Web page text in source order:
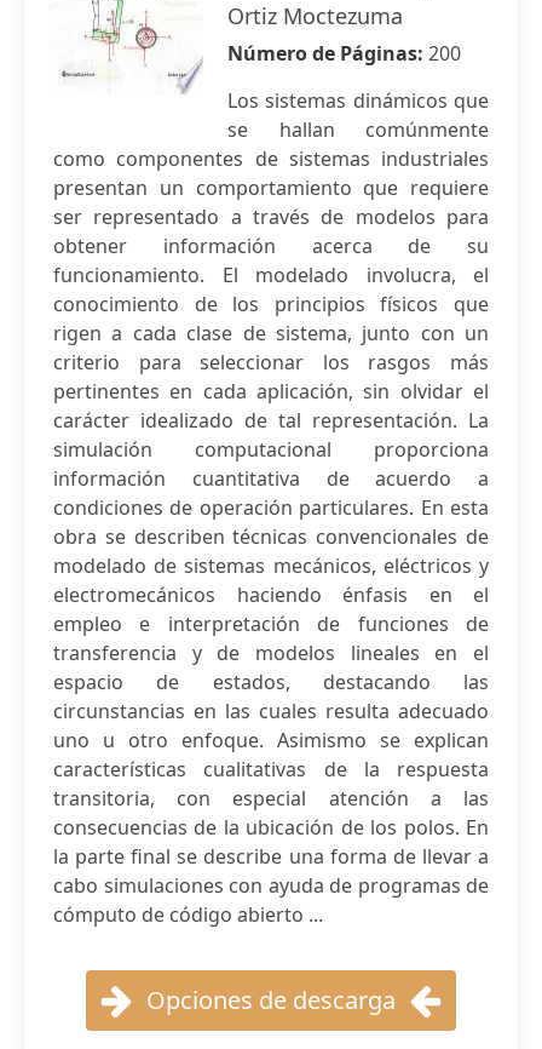
Ortiz Moctezuma
Número de Páginas: 200
Los sistemas dinámicos que
se hallan comúnmente
como componentes de sistemas industriales
presentan un comportamiento que requiere
ser representado a través de modelos para
obtener información acerca de su
funcionamiento. El modelado involucra, el
conocimiento de los principios físicos que
rigen a cada clase de sistema, junto con un
criterio para seleccionar los rasgos más
pertinentes en cada aplicación, sin olvidar el
carácter idealizado de tal representación. La
simulación computacional proporciona
información cuantitativa de acuerdo a
condiciones de operación particulares. En esta
obra se describen técnicas convencionales de
modelado de sistemas mecánicos, eléctricos y
electromecánicos haciendo énfasis en el
empleo e interpretación de funciones de
transferencia y de modelos lineales en el
espacio de estados, destacando las
circunstancias en las cuales resulta adecuado
uno u otro enfoque. Asimismo se explican
características cualitativas de la respuesta
transitoria, con especial atención a las
consecuencias de la ubicación de los polos. En
la parte final se describe una forma de llevar a
cabo simulaciones con ayuda de programas de
cómputo de código abierto ...
Opciones de descarga